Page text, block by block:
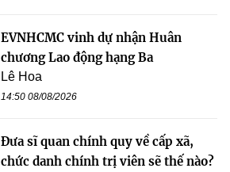
EVNHCMC vinh dự nhận Huân
chương Lao động hạng Ba
Lê Hoa
14:50 08/08/2026
Đưa sĩ quan chính quy về cấp xã,
chức danh chính trị viên sẽ thế nào?